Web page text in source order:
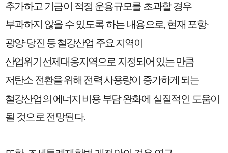
추가하고 기금이 적정 운용규모를 초과할 경우
부과하지 않을 수 있도록 하는 내용으로,현재 포항·
광양·당진 등 철강산업 주요 지역이
산업위기선제대응지역으로 지정되어 있는 만큼
저탄소 전환을 위해 전력 사용량이 증가하게 되는
철강산업의 에너지 비용 부담 완화에 실질적인 도움이
될 것으로 전망된다.